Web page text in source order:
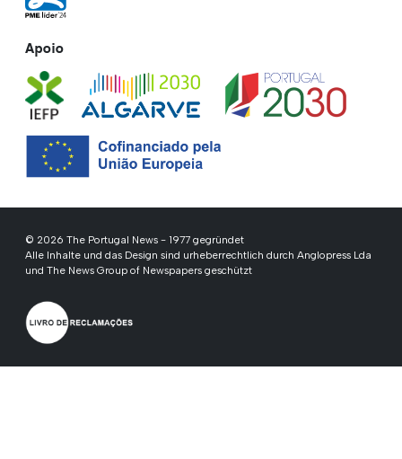
Apoio
© 2026 The Portugal News - 1977 gegründet
Alle Inhalte und das Design sind urheberrechtlich durch Anglopress Lda
und The News Group of Newspapers geschützt